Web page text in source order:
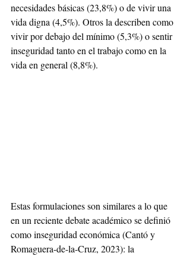
necesidades básicas (23,8%) o de vivir una
vida digna (4,5%). Otros la describen como
vivir por debajo del mínimo (5,3%) o sentir
inseguridad tanto en el trabajo como en la
vida en general (8,8%).
Estas formulaciones son similares a lo que
en un reciente debate académico se definió
como inseguridad económica (Cantó y
Romaguera-de-la-Cruz, 2023): la